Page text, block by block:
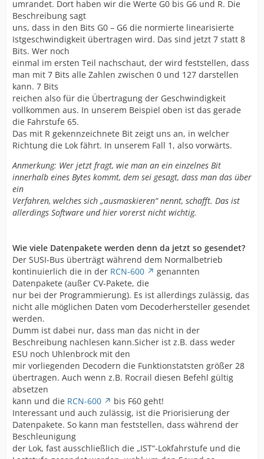
umrandet. Dort haben wir die Werte G0 bis G6 und R. Die
Beschreibung sagt
uns, dass in den Bits G0 – G6 die normierte linearisierte
Istgeschwindigkeit übertragen wird. Das sind jetzt 7 statt 8
Bits. Wer noch
einmal im ersten Teil nachschaut, der wird feststellen, dass
man mit 7 Bits alle Zahlen zwischen 0 und 127 darstellen
kann. 7 Bits
reichen also für die Übertragung der Geschwindigkeit
vollkommen aus. In unserem Beispiel oben ist das gerade
die Fahrstufe 65.
Das mit R gekennzeichnete Bit zeigt uns an, in welcher
Richtung die Lok fährt. In unserem Fall 1, also vorwärts.
Anmerkung: Wer jetzt fragt, wie man an ein einzelnes Bit
innerhalb eines Bytes kommt, dem sei gesagt, dass man das über
ein
Verfahren, welches sich „ausmaskieren“ nennt, schafft. Das ist
allerdings Software und hier vorerst nicht wichtig.
Wie viele Datenpakete werden denn da jetzt so gesendet?
Der SUSI-Bus überträgt während dem Normalbetrieb
kontinuierlich die in der RCN-600
genannten
Datenpakete (außer CV-Pakete, die
nur bei der Programmierung). Es ist allerdings zulässig, das
nicht alle möglichen Daten vom Decoderhersteller gesendet
werden.
Dumm ist dabei nur, dass man das nicht in der
Beschreibung nachlesen kann.Sicher ist z.B. dass weder
ESU noch Uhlenbrock mit den
mir vorliegenden Decodern die Funktionstatsten größer 28
übertragen. Auch wenn z.B. Rocrail diesen Befehl gültig
absetzen
kann und die RCN-600
bis F60 geht!
Interessant und auch zulässig, ist die Priorisierung der
Datenpakete. So kann man feststellen, dass während der
Beschleunigung
der Lok, fast ausschließlich die „IST“-Lokfahrstufe und die